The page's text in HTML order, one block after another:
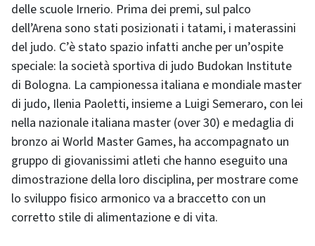
delle scuole Irnerio. Prima dei premi, sul palco
dell’Arena sono stati posizionati i tatami, i materassini
del judo. C’è stato spazio infatti anche per un’ospite
speciale: la società sportiva di judo Budokan Institute
di Bologna. La campionessa italiana e mondiale master
di judo, Ilenia Paoletti, insieme a Luigi Semeraro, con lei
nella nazionale italiana master (over 30) e medaglia di
bronzo ai World Master Games, ha accompagnato un
gruppo di giovanissimi atleti che hanno eseguito una
dimostrazione della loro disciplina, per mostrare come
lo sviluppo fisico armonico va a braccetto con un
corretto stile di alimentazione e di vita.